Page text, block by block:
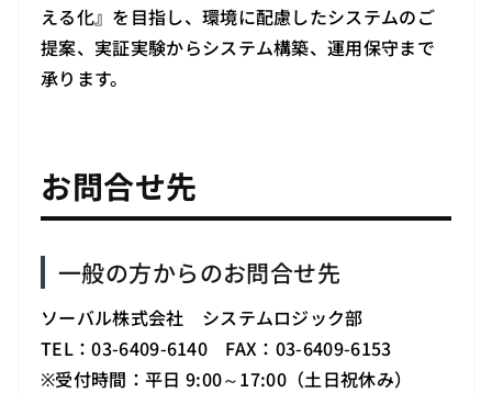
える化』を目指し、環境に配慮したシステムのご
提案、実証実験からシステム構築、運用保守まで
承ります。
お問合せ先
一般の方からのお問合せ先
ソーバル株式会社 システムロジック部
TEL：03-6409-6140 FAX：03-6409-6153
※受付時間：平日 9:00～17:00（土日祝休み）